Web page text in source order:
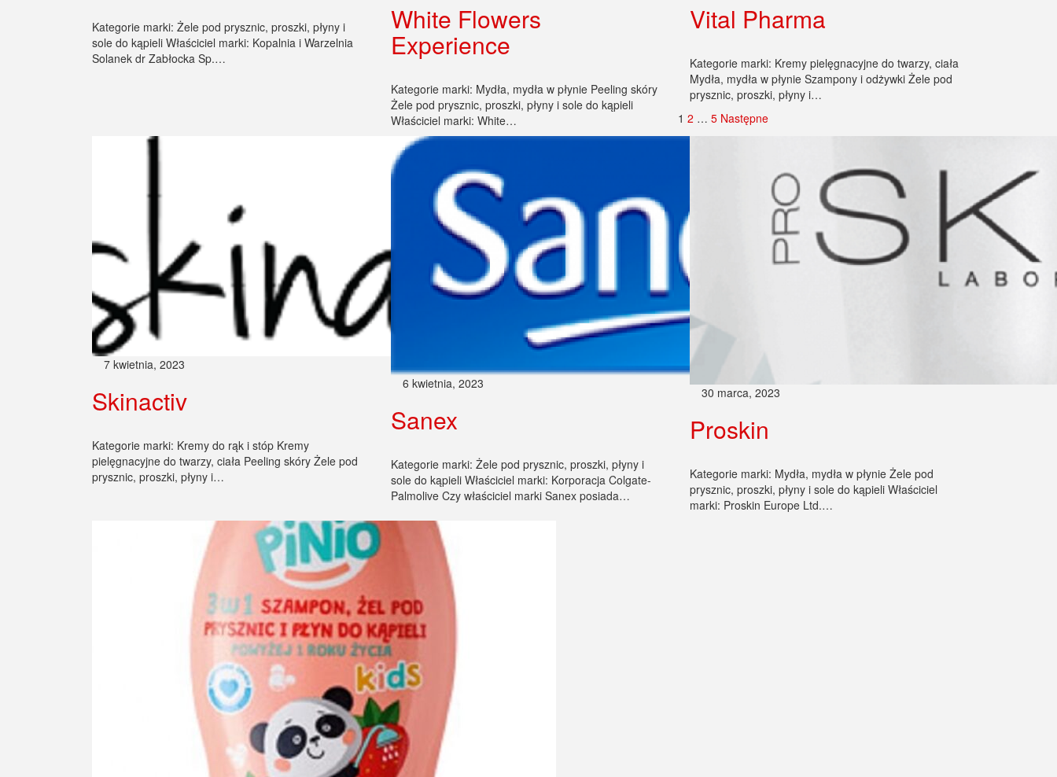
Kategorie marki: Żele pod prysznic, proszki, płyny i
sole do kąpieli Właściciel marki: Kopalnia i Warzelnia
Solanek dr Zabłocka Sp.…
White Flowers
Experience
Kategorie marki: Mydła, mydła w płynie Peeling skóry
Żele pod prysznic, proszki, płyny i sole do kąpieli
Właściciel marki: White…
Vital Pharma
Kategorie marki: Kremy pielęgnacyjne do twarzy, ciała
Mydła, mydła w płynie Szampony i odżywki Żele pod
prysznic, proszki, płyny i…
7 kwietnia, 2023
Skinactiv
Kategorie marki: Kremy do rąk i stóp Kremy
pielęgnacyjne do twarzy, ciała Peeling skóry Żele pod
prysznic, proszki, płyny i…
6 kwietnia, 2023
Sanex
Kategorie marki: Żele pod prysznic, proszki, płyny i
sole do kąpieli Właściciel marki: Korporacja Colgate-
Palmolive Czy właściciel marki Sanex posiada…
30 marca, 2023
Proskin
Kategorie marki: Mydła, mydła w płynie Żele pod
prysznic, proszki, płyny i sole do kąpieli Właściciel
marki: Proskin Europe Ltd.…
1 2 … 5 Następne